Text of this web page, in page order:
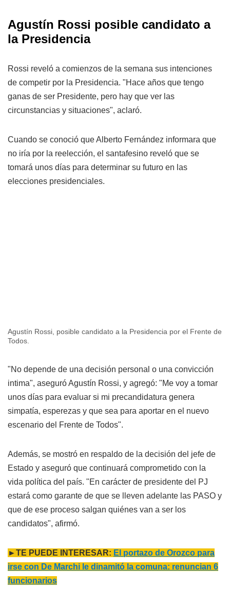
Agustín Rossi posible candidato a
la Presidencia
Rossi reveló a comienzos de la semana sus intenciones
de competir por la Presidencia. "Hace años que tengo
ganas de ser Presidente, pero hay que ver las
circunstancias y situaciones", aclaró.
Cuando se conoció que Alberto Fernández informara que
no iría por la reelección, el santafesino reveló que se
tomará unos días para determinar su futuro en las
elecciones presidenciales.
Agustín Rossi, posible candidato a la Presidencia por el Frente de
Todos.
"No depende de una decisión personal o una convicción
intima", aseguró Agustín Rossi, y agregó: "Me voy a tomar
unos días para evaluar si mi precandidatura genera
simpatía, esperezas y que sea para aportar en el nuevo
escenario del Frente de Todos".
Además, se mostró en respaldo de la decisión del jefe de
Estado y aseguró que continuará comprometido con la
vida política del país. "En carácter de presidente del PJ
estará como garante de que se lleven adelante las PASO y
que de ese proceso salgan quiénes van a ser los
candidatos", afirmó.
►TE PUEDE INTERESAR: El portazo de Orozco para
irse con De Marchi le dinamitó la comuna: renuncian 6
funcionarios